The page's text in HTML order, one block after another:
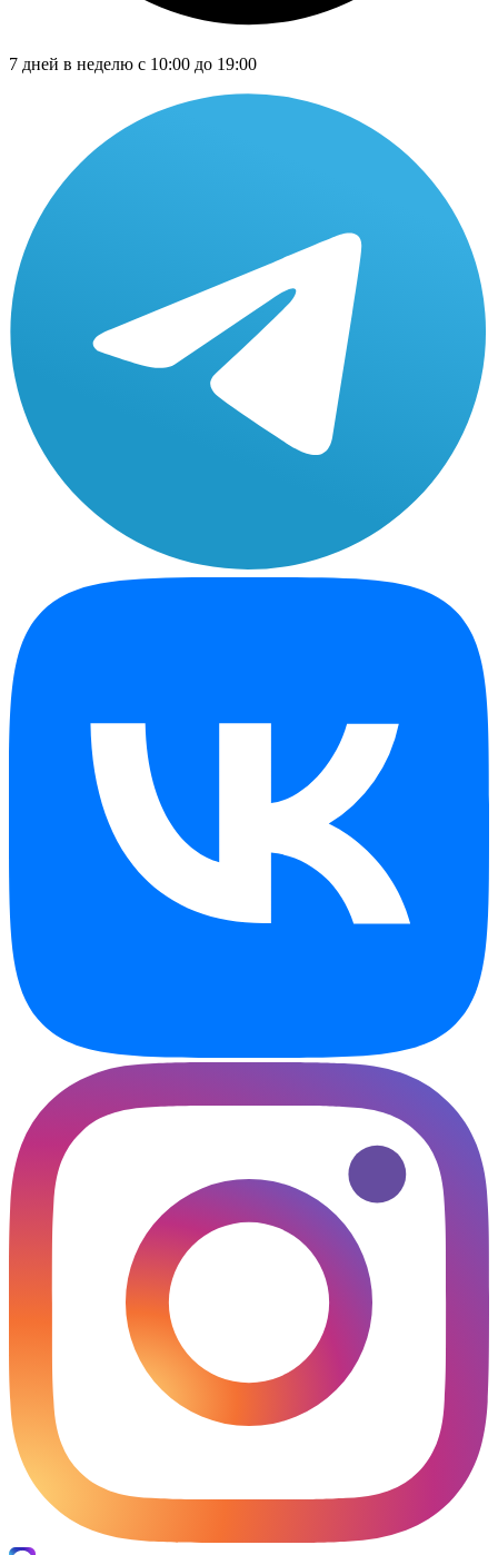
7 дней в неделю с 10:00 до 19:00